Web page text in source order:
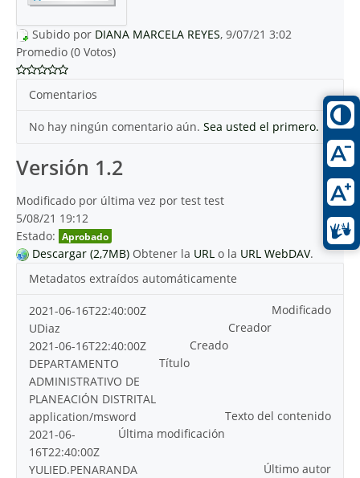
Subido por DIANA MARCELA REYES, 9/07/21 3:02
Promedio (0 Votos)
Comentarios
No hay ningún comentario aún. Sea usted el primero.
Versión 1.2
Modificado por última vez por test test
5/08/21 19:12
Estado: Aprobado
Descargar (2,7MB) Obtener la URL o la URL WebDAV.
Metadatos extraídos automáticamente
Modificado
2021-06-16T22:40:00Z
Creador
UDiaz
Creado
2021-06-16T22:40:00Z
Título
DEPARTAMENTO
ADMINISTRATIVO DE
PLANEACIÓN DISTRITAL
Texto del contenido
application/msword
Última modificación
2021-06-
16T22:40:00Z
Último autor
YULIED.PENARANDA